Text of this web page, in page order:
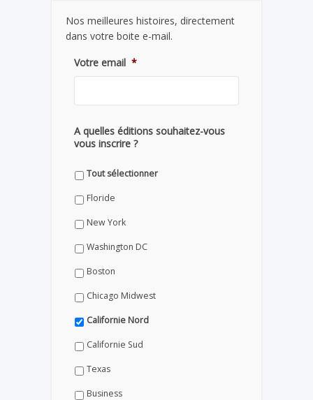
Nos meilleures histoires, directement
dans votre boite e-mail.
Votre email *
A quelles éditions souhaitez-vous
vous inscrire ?
Tout sélectionner
Floride
New York
Washington DC
Boston
Chicago Midwest
Californie Nord
Californie Sud
Texas
Business